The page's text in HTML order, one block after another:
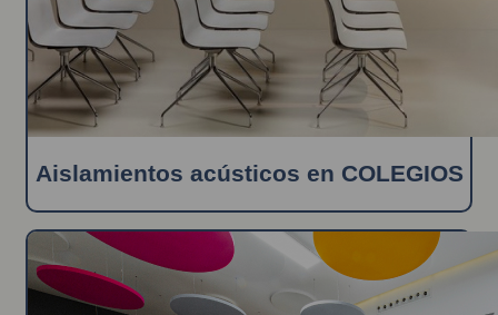
Aislamientos acústicos en COLEGIOS